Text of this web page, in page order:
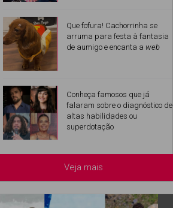
Que fofura! Cachorrinha se
arruma para festa à fantasia
de aumigo e encanta a web
Conheça famosos que já
falaram sobre o diagnóstico de
altas habilidades ou
superdotação
Veja mais